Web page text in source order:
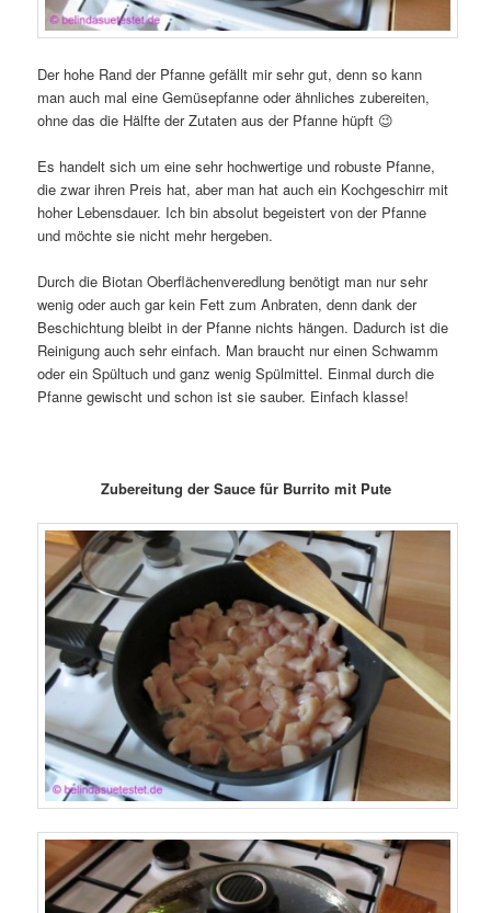
Der hohe Rand der Pfanne gefällt mir sehr gut, denn so kann
man auch mal eine Gemüsepfanne oder ähnliches zubereiten,
ohne das die Hälfte der Zutaten aus der Pfanne hüpft 😉
Es handelt sich um eine sehr hochwertige und robuste Pfanne,
die zwar ihren Preis hat, aber man hat auch ein Kochgeschirr mit
hoher Lebensdauer. Ich bin absolut begeistert von der Pfanne
und möchte sie nicht mehr hergeben.
Durch die Biotan Oberflächenveredlung benötigt man nur sehr
wenig oder auch gar kein Fett zum Anbraten, denn dank der
Beschichtung bleibt in der Pfanne nichts hängen. Dadurch ist die
Reinigung auch sehr einfach. Man braucht nur einen Schwamm
oder ein Spültuch und ganz wenig Spülmittel. Einmal durch die
Pfanne gewischt und schon ist sie sauber. Einfach klasse!
Zubereitung der Sauce für Burrito mit Pute